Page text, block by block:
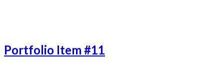
Portfolio Item #11